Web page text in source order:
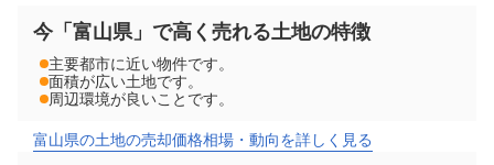
今「富山県」で高く売れる土地の特徴
主要都市に近い物件です。
面積が広い土地です。
周辺環境が良いことです。
富山県の土地の売却価格相場・動向を詳しく見る